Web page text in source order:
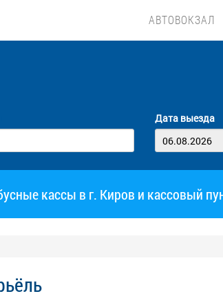
АВТОВОКЗАЛ
Дата выезда
кассы в г. Киров и кассовый